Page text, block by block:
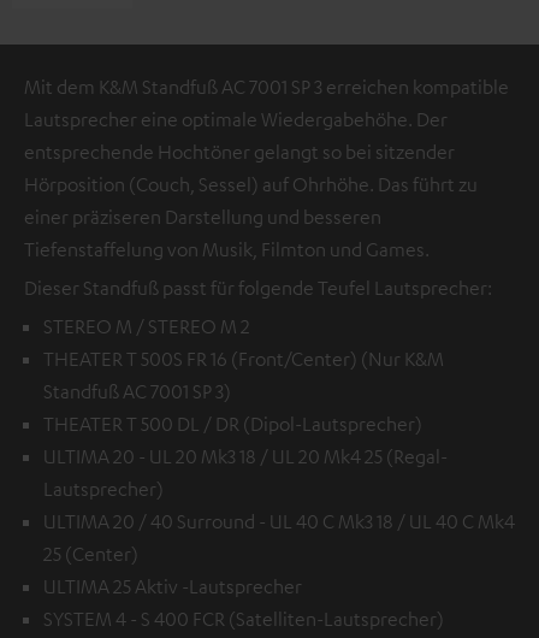
Mit dem K&M Standfuß AC 7001 SP 3 erreichen kompatible
Lautsprecher eine optimale Wiedergabehöhe. Der
entsprechende Hochtöner gelangt so bei sitzender
Hörposition (Couch, Sessel) auf Ohrhöhe. Das führt zu
einer präziseren Darstellung und besseren
Tiefenstaffelung von Musik, Filmton und Games.
Dieser Standfuß passt für folgende Teufel Lautsprecher:
STEREO M / STEREO M 2
THEATER T 500S FR 16 (Front/Center) (Nur K&M
Standfuß AC 7001 SP 3)
THEATER T 500 DL / DR (Dipol-Lautsprecher)
ULTIMA 20 - UL 20 Mk3 18 / UL 20 Mk4 25 (Regal-
Lautsprecher)
ULTIMA 20 / 40 Surround - UL 40 C Mk3 18 / UL 40 C Mk4
25 (Center)
ULTIMA 25 Aktiv -Lautsprecher
SYSTEM 4 - S 400 FCR (Satelliten-Lautsprecher)